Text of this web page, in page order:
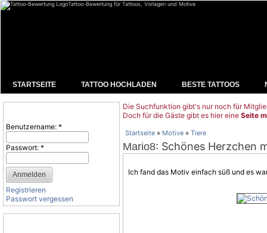
Tattoo-Bewertung für Tattoos, Vorlagen und Motive
STARTSEITE TATTOO HOCHLADEN BESTE TATTOOS
Benutzername: *
Passwort: *
Registrieren
Passwort vergessen
Die Suchfunktion gibt's nur noch für
Doch für die Gäste gibt es hier eine Seite
Startseite » Motive » Tiere
Mario8: Schönes Herzchen
Ich fand das Motiv einfach süß und es